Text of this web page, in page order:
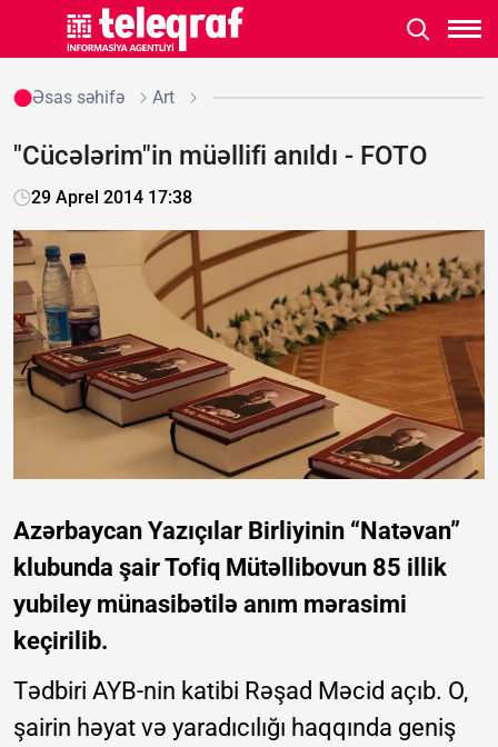
Əsas səhifə Art
"Cücələrim"in müəllifi anıldı - FOTO
29 Aprel 2014 17:38
Azərbaycan Yazıçılar Birliyinin “Natəvan”
klubunda şair Tofiq Mütəllibovun 85 illik
yubiley münasibətilə anım mərasimi
keçirilib.
Tədbiri AYB-nin katibi Rəşad Məcid açıb. O,
şairin həyat və yaradıcılığı haqqında geniş